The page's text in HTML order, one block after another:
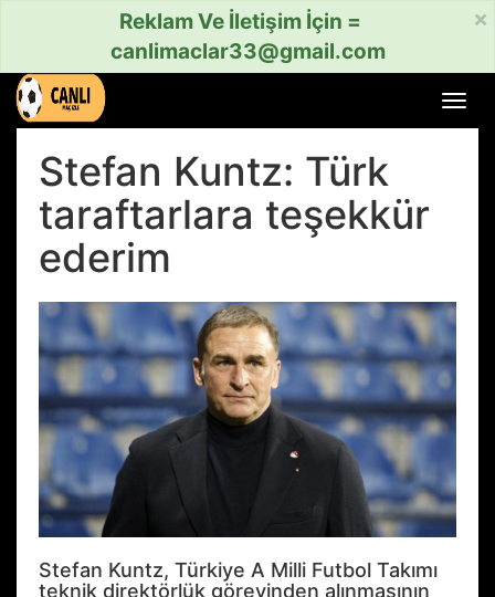
×
Reklam Ve İletişim İçin =
canlimaclar33@gmail.com
aç
Stefan Kuntz: Türk
taraftarlara teşekkür
ederim
Stefan Kuntz, Türkiye A Milli Futbol Takımı
teknik direktörlük görevinden alınmasının